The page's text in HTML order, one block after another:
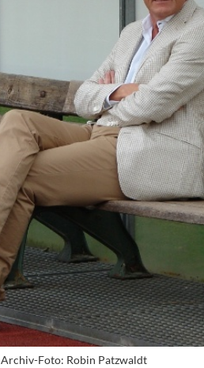
Archiv-Foto: Robin Patzwaldt